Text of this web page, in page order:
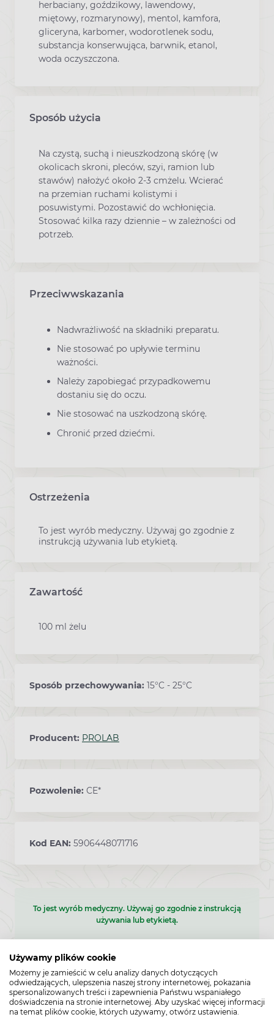
Używamy plików cookie
Możemy je zamieścić w celu analizy danych dotyczących
odwiedzających, ulepszenia naszej strony internetowej, pokazania
spersonalizowanych treści i zapewnienia Państwu wspaniałego
doświadczenia na stronie internetowej. Aby uzyskać więcej informacji
na temat plików cookie, których używamy, otwórz ustawienia.
herbaciany, goździkowy, lawendowy,
miętowy, rozmarynowy), mentol, kamfora,
gliceryna, karbomer, wodorotlenek sodu,
substancja konserwująca, barwnik, etanol,
woda oczyszczona.
Sposób użycia
Na czystą, suchą i nieuszkodzoną skórę (w
okolicach skroni, pleców, szyi, ramion lub
stawów) nałożyć około 2-3 cmżelu. Wcierać
na przemian ruchami kolistymi i
posuwistymi. Pozostawić do wchłonięcia.
Stosować kilka razy dziennie – w zależności od
potrzeb.
Przeciwwskazania
Nadwrażliwość na składniki preparatu.
Nie stosować po upływie terminu
ważności.
Należy zapobiegać przypadkowemu
dostaniu się do oczu.
Nie stosować na uszkodzoną skórę.
Chronić przed dziećmi.
Ostrzeżenia
To jest wyrób medyczny. Używaj go zgodnie z
instrukcją używania lub etykietą.
Zawartość
100 ml żelu
Sposób przechowywania: 15°C - 25°C
Producent: PROLAB
Pozwolenie: CE*
Kod EAN: 5906448071716
To jest wyrób medyczny. Używaj go zgodnie z instrukcją
używania lub etykietą.